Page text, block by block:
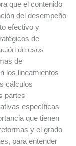
que el contenido
del desempeño
efectivo y
de
de esos
de
los lineamientos
cálculos
partes
específicas
que tienen
y el grado
para entender